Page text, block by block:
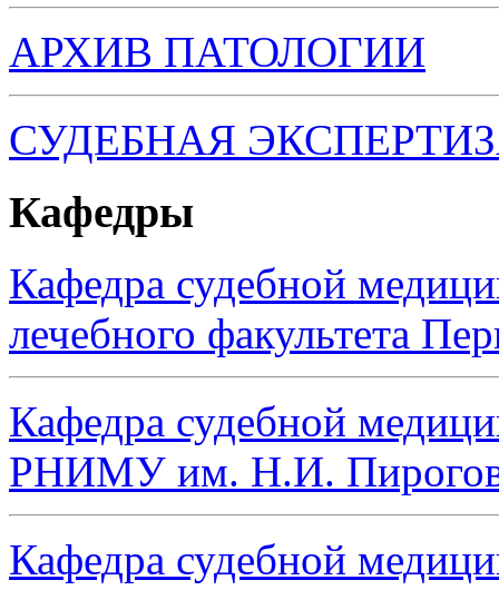
АРХИВ ПАТОЛОГИИ
СУДЕБНАЯ
Кафедры
Кафедра судебной
лечебного факультета
Кафедра судебной
РНИМУ им. Н.И.
Кафедра судебной